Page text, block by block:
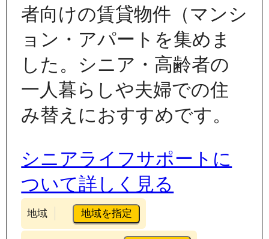
者向けの賃貸物件（マンシ
ョン・アパートを集めま
した。シニア・高齢者の
一人暮らしや夫婦での住
み替えにおすすめです。
シニアライフサポートに
ついて詳しく見る
地域 地域を指定